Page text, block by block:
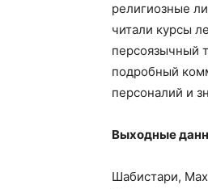
религиозные
читали курсы
персоязычный
подробный
персоналий и
Выходные
Шабистари,